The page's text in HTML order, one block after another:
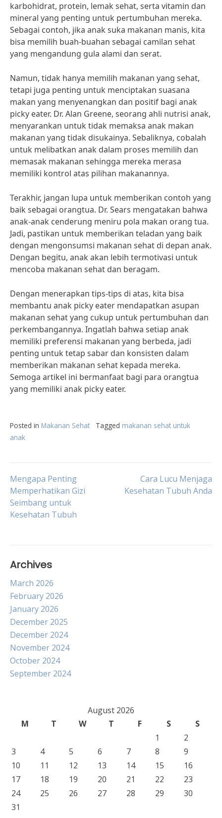
karbohidrat, protein, lemak sehat, serta vitamin dan
mineral yang penting untuk pertumbuhan mereka.
Sebagai contoh, jika anak suka makanan manis, kita
bisa memilih buah-buahan sebagai camilan sehat
yang mengandung gula alami dan serat.
Namun, tidak hanya memilih makanan yang sehat,
tetapi juga penting untuk menciptakan suasana
makan yang menyenangkan dan positif bagi anak
picky eater. Dr. Alan Greene, seorang ahli nutrisi anak,
menyarankan untuk tidak memaksa anak makan
makanan yang tidak disukainya. Sebaliknya, cobalah
untuk melibatkan anak dalam proses memilih dan
memasak makanan sehingga mereka merasa
memiliki kontrol atas pilihan makanannya.
Terakhir, jangan lupa untuk memberikan contoh yang
baik sebagai orangtua. Dr. Sears mengatakan bahwa
anak-anak cenderung meniru pola makan orang tua.
Jadi, pastikan untuk memberikan teladan yang baik
dengan mengonsumsi makanan sehat di depan anak.
Dengan begitu, anak akan lebih termotivasi untuk
mencoba makanan sehat dan beragam.
Dengan menerapkan tips-tips di atas, kita bisa
membantu anak picky eater mendapatkan asupan
makanan sehat yang cukup untuk pertumbuhan dan
perkembangannya. Ingatlah bahwa setiap anak
memiliki preferensi makanan yang berbeda, jadi
penting untuk tetap sabar dan konsisten dalam
memberikan makanan sehat kepada mereka.
Semoga artikel ini bermanfaat bagi para orangtua
yang memiliki anak picky eater.
Posted in Makanan Sehat Tagged makanan sehat untuk
anak
Post
navigation
Mengapa Penting
Memperhatikan Gizi
Seimbang untuk
Kesehatan Tubuh
Cara Lucu Menjaga
Kesehatan Tubuh Anda
Archives
March 2026
February 2026
January 2026
December 2025
December 2024
November 2024
October 2024
September 2024
August 2026
M
T W T F S
S
1
2
3
4 5 6 7 8
9
10
11 12 13 14 15
16
17
18 19 20 21 22
23
24
25 26 27 28 29
30
31